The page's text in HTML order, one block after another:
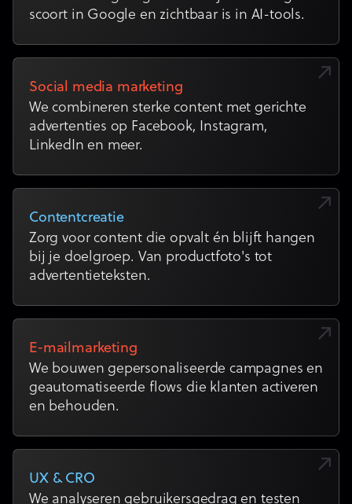
scoort in Google en zichtbaar is in AI-tools.
Social media marketing
We combineren sterke content met gerichte
advertenties op Facebook, Instagram,
LinkedIn en meer.
Contentcreatie
Zorg voor content die opvalt én blijft hangen
bij je doelgroep. Van productfoto's tot
advertentieteksten.
E-mailmarketing
We bouwen gepersonaliseerde campagnes en
geautomatiseerde flows die klanten activeren
en behouden.
UX & CRO
We analyseren gebruikersgedrag en testen